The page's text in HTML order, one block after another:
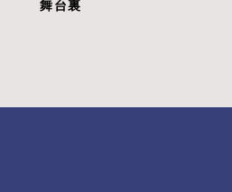
舞台裏